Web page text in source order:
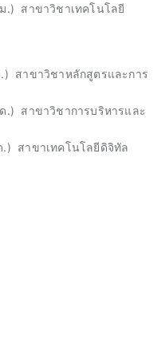
สาขาวิชาเทคโนโลยี
สาขาวิชาหลักสูตรและการ
สาขาวิชาการบริหารและ
.) สาขาเทคโนโลยีดิจิทัล